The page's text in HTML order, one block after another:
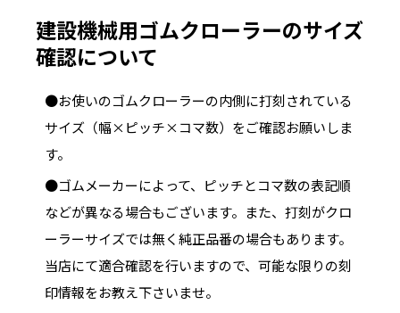
建設機械用ゴムクローラーのサイズ
確認について
●お使いのゴムクローラーの内側に打刻されている
サイズ（幅×ピッチ×コマ数）をご確認お願いしま
す。
●ゴムメーカーによって、ピッチとコマ数の表記順
などが異なる場合もございます。また、打刻がクロ
ーラーサイズでは無く純正品番の場合もあります。
当店にて適合確認を行いますので、可能な限りの刻
印情報をお教え下さいませ。